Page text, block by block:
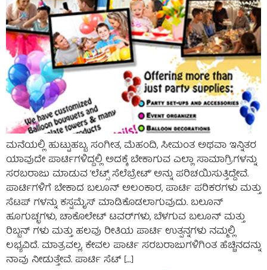
ಮನೆಯಲ್ಲಿ ಹುಟ್ಟುಹಬ್ಬ, ಸಂಗೀತ, ಮೆಹಂದಿ, ಸೀಮಂತ ಅಥವಾ ಇನ್ನಿತರ
ಯಾವುದೇ ಪಾರ್ಟಿಗಳಿದ್ದಲ್ಲಿ ಅದಕ್ಕೆ ಬೇಕಾಗುವ ಎಲ್ಲಾ ಸಾಮಾಗ್ರಿಗಳನ್ನು
ಸರಬರಾಜು ಮಾಡುವ ‘ಲೆಟ್ಸ್ ಸೆಲೆಬ್ರೇಟ್’ ಅನ್ನು ಪರಿಚಯಿಸುತ್ತಿದ್ದೇವೆ.
ಪಾರ್ಟಿಗಳಿಗೆ ಬೇಕಾದ ಬಲೂನ್ ಅಲಂಕಾರ, ಪಾರ್ಟಿ ಪರಿಕರಗಳು ಮತ್ತು
ಸೆಟಪ್ ಗಳನ್ನು ಕಸ್ಟಮೈಸ್ ಮಾಡಿಕೊಡಲಾಗುವುದು. ಬಲೂನ್
ಹೂಗುಚ್ಛಗಳು, ಚಾಕೊಲೇಟ್ ಟವರ್‌ಗಳು, ಬೆಳಗುವ ಬಲೂನ್ ಮತ್ತು
ರಿಬ್ಬನ್ ಗಳು ಮತ್ತು ಹಲವು ರೀತಿಯ ಪಾರ್ಟಿ ಉತ್ಪನ್ನಗಳು ನಮ್ಮಲ್ಲಿ
ಲಭ್ಯವಿದೆ. ಮಾತ್ರವಲ್ಲ, ಕೇವಲ ಪಾರ್ಟಿ ಸರಬರಾಜುಗಳಿಗಿಂತ ಹೆಚ್ಚಿನದನ್ನು
ನಾವು ನೀಡುತ್ತೇವೆ. ಪಾರ್ಟಿ ಸೆಟ್ […]